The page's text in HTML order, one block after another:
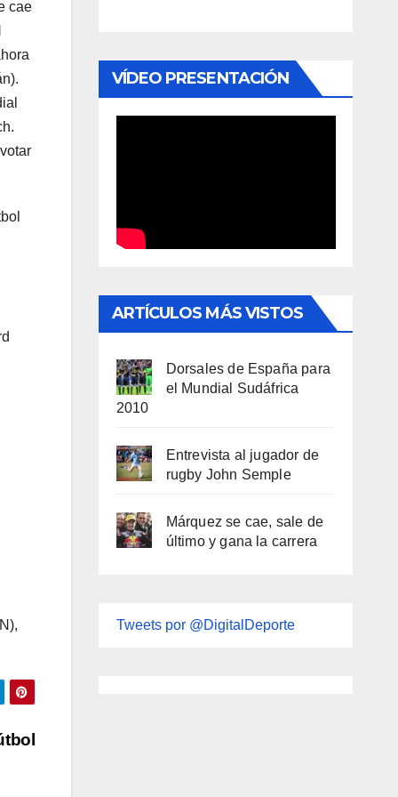
cae
VÍDEO PRESENTACIÓN
ARTÍCULOS MÁS VISTOS
Dorsales de España para
el Mundial Sudáfrica
2010
Entrevista al jugador de
rugby John Semple
Márquez se cae, sale de
último y gana la carrera
Tweets por @DigitalDeporte